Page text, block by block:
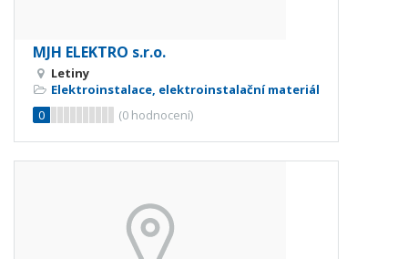
MJH ELEKTRO s.r.o.
Letiny
Elektroinstalace, elektroinstalační materiál
0
(0 hodnocení)